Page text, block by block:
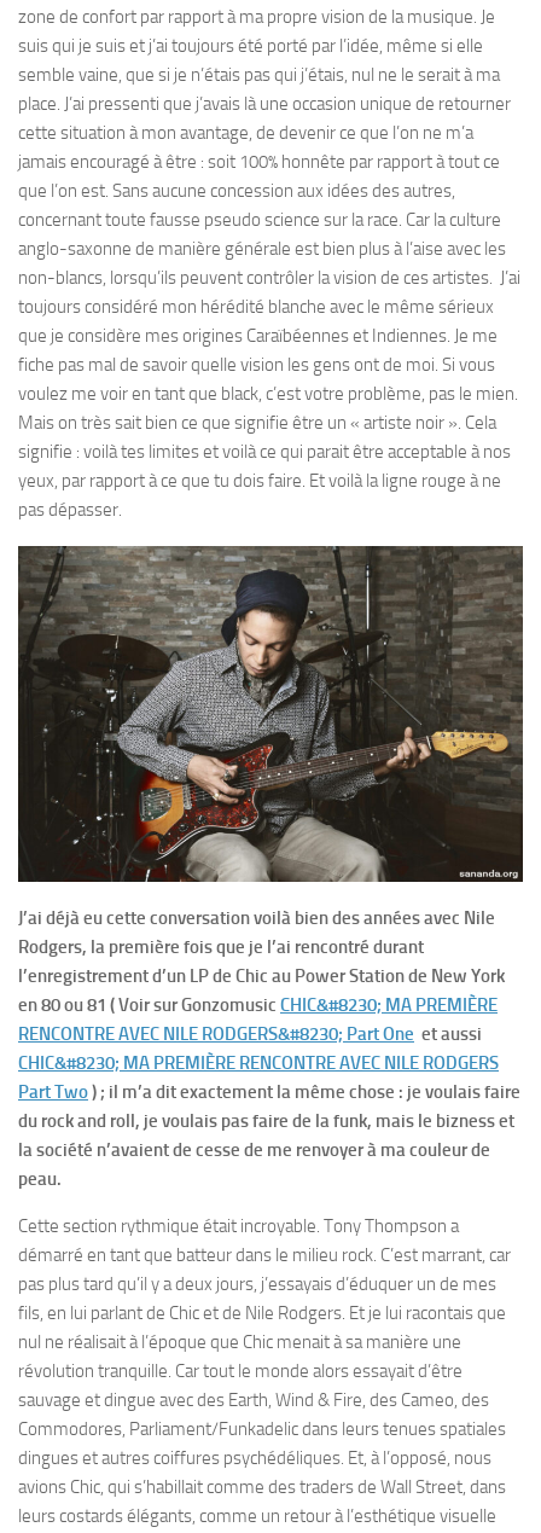
zone de confort par rapport à ma propre vision de la musique. Je
suis qui je suis et j’ai toujours été porté par l’idée, même si elle
semble vaine, que si je n’étais pas qui j’étais, nul ne le serait à ma
place. J’ai pressenti que j’avais là une occasion unique de retourner
cette situation à mon avantage, de devenir ce que l’on ne m’a
jamais encouragé à être : soit 100% honnête par rapport à tout ce
que l’on est. Sans aucune concession aux idées des autres,
concernant toute fausse pseudo science sur la race. Car la culture
anglo-saxonne de manière générale est bien plus à l’aise avec les
non-blancs, lorsqu’ils peuvent contrôler la vision de ces artistes. J’ai
toujours considéré mon hérédité blanche avec le même sérieux
que je considère mes origines Caraïbéennes et Indiennes. Je me
fiche pas mal de savoir quelle vision les gens ont de moi. Si vous
voulez me voir en tant que black, c’est votre problème, pas le mien.
Mais on très sait bien ce que signifie être un « artiste noir ». Cela
signifie : voilà tes limites et voilà ce qui parait être acceptable à nos
yeux, par rapport à ce que tu dois faire. Et voilà la ligne rouge à ne
pas dépasser.
J’ai déjà eu cette conversation voilà bien des années avec Nile
Rodgers, la première fois que je l’ai rencontré durant
l’enregistrement d’un LP de Chic au Power Station de New York
en 80 ou 81 ( Voir sur Gonzomusic CHIC&#8230; MA PREMIÈRE
RENCONTRE AVEC NILE RODGERS&#8230; Part One et aussi
CHIC&#8230; MA PREMIÈRE RENCONTRE AVEC NILE RODGERS
Part Two) ; il m’a dit exactement la même chose : je voulais faire
du rock and roll, je voulais pas faire de la funk, mais le bizness et
la société n’avaient de cesse de me renvoyer à ma couleur de
peau.
Cette section rythmique était incroyable. Tony Thompson a
démarré en tant que batteur dans le milieu rock. C’est marrant, car
pas plus tard qu’il y a deux jours, j’essayais d’éduquer un de mes
fils, en lui parlant de Chic et de Nile Rodgers. Et je lui racontais que
nul ne réalisait à l’époque que Chic menait à sa manière une
révolution tranquille. Car tout le monde alors essayait d’être
sauvage et dingue avec des Earth, Wind & Fire, des Cameo, des
Commodores, Parliament/Funkadelic dans leurs tenues spatiales
dingues et autres coiffures psychédéliques. Et, à l’opposé, nous
avions Chic, qui s’habillait comme des traders de Wall Street, dans
leurs costards élégants, comme un retour à l’esthétique visuelle